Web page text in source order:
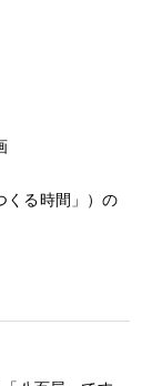
くる時間」）の